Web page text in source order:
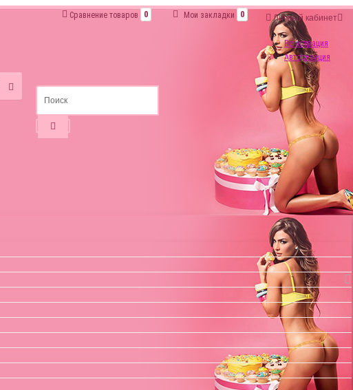
Личный кабинет
Регистрация
Авторизация
Мои закладки 0
Сравнение товаров 0